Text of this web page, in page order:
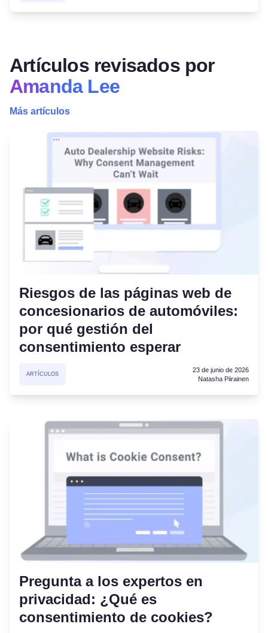
Artículos revisados por
Amanda Lee
Más artículos
Riesgos de las páginas web de
concesionarios de automóviles:
por qué gestión del
consentimiento esperar
ARTÍCULOS
23 de junio de 2026
Natasha Piirainen
Pregunta a los expertos en
privacidad: ¿Qué es
consentimiento de cookies?